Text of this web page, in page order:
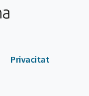
Privacitat